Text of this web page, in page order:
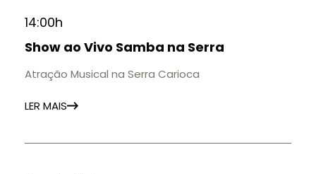
14:00h
Show ao Vivo Samba na Serra
Atração Musical na Serra Carioca
LER MAIS